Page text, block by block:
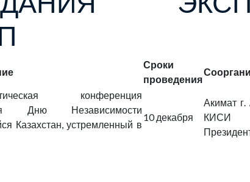
Сроки
проведения
конференция
Дню Независимости
Казахстан, устремленный в
10 декабря
Акимат